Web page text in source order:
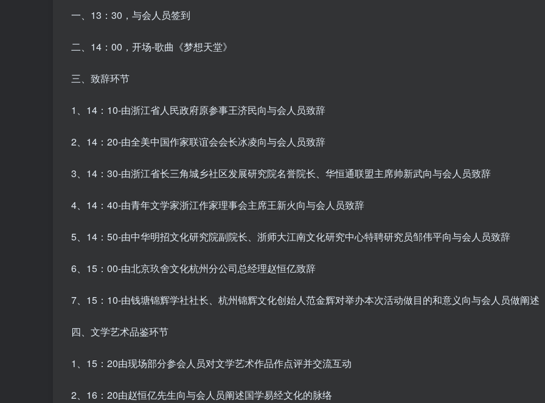
一、13：30，与会人员签到
二、14：00，开场-歌曲《梦想天堂》
三、致辞环节
1、14：10-由浙江省人民政府原参事王济民向与会人员致辞
2、14：20-由全美中国作家联谊会会长冰凌向与会人员致辞
3、14：30-由浙江省长三角城乡社区发展研究院名誉院长、华恒通联盟主席帅新武向与会人员致辞
4、14：40-由青年文学家浙江作家理事会主席王新火向与会人员致辞
5、14：50-由中华明招文化研究院副院长、浙师大江南文化研究中心特聘研究员邹伟平向与会人员致辞
6、15：00-由北京玖舍文化杭州分公司总经理赵恒亿致辞
7、15：10-由钱塘锦辉学社社长、杭州锦辉文化创始人范金辉对举办本次活动做目的和意义向与会人员做阐述
四、文学艺术品鉴环节
1、15：20由现场部分参会人员对文学艺术作品作点评并交流互动
2、16：20由赵恒亿先生向与会人员阐述国学易经文化的脉络